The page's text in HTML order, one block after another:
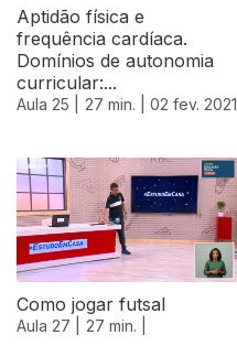
Aptidão física e
frequência cardíaca.
Domínios de autonomia
curricular:...
Aula 25 | 27 min. | 02 fev. 2021
Como jogar futsal
Aula 27 |
27 min. |